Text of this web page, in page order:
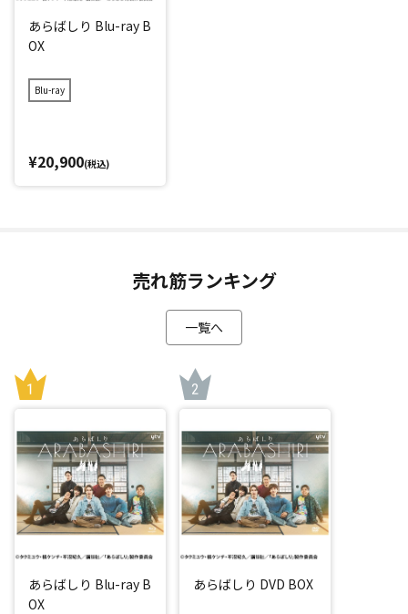
あらばしり Blu-ray B
OX
Blu-ray
¥20,900(税込)
売れ筋ランキング
一覧へ
あらばしり Blu-ray B
OX
あらばしり DVD BOX